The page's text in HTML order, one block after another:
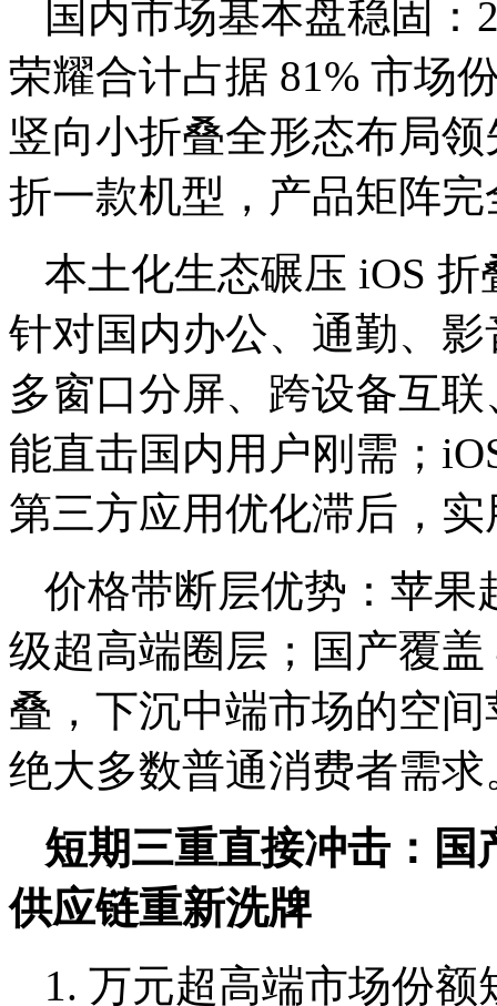
国内市场基本盘稳固：
荣耀合计占据 81% 市场
竖向小折叠全形态布局
折一款机型，产品矩阵
本土化生态碾压 iOS 折
针对国内办公、通勤、
多窗口分屏、跨设备互
能直击国内用户刚需；
第三方应用优化滞后，
价格带断层优势：苹果
级超高端圈层；国产覆
叠，下沉中端市场的空
绝大多数普通消费者需求
短期三重直接冲击：国
供应链重新洗牌
1. 万元超高端市场份